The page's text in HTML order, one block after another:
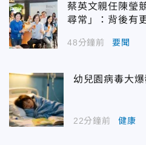
蔡英文親任陳瑩
尋常」：背後有
48分鐘前 要聞
幼兒園病毒大
22分鐘前 健康